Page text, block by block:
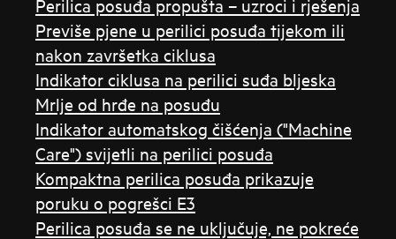
Perilica posuđa propušta – uzroci i rješenja
Previše pjene u perilici posuđa tijekom ili
nakon završetka ciklusa
Indikator ciklusa na perilici suđa bljeska
Mrlje od hrđe na posuđu
Indikator automatskog čišćenja ("Machine
Care") svijetli na perilici posuđa
Kompaktna perilica posuđa prikazuje
poruku o pogrešci E3
Perilica posuđa se ne uključuje, ne pokreće